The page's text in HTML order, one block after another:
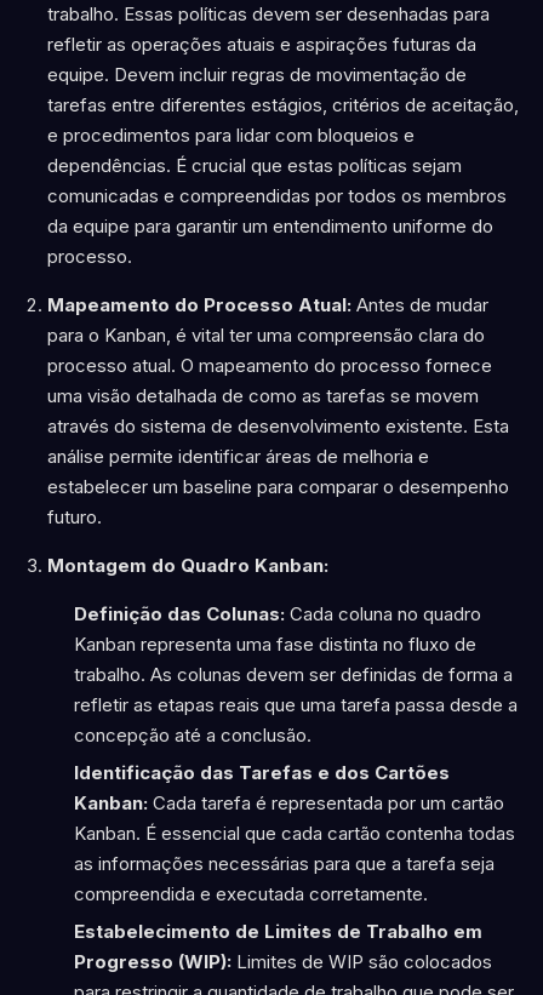
trabalho. Essas políticas devem ser desenhadas para
refletir as operações atuais e aspirações futuras da
equipe. Devem incluir regras de movimentação de
tarefas entre diferentes estágios, critérios de aceitação,
e procedimentos para lidar com bloqueios e
dependências. É crucial que estas políticas sejam
comunicadas e compreendidas por todos os membros
da equipe para garantir um entendimento uniforme do
processo.
Mapeamento do Processo Atual:Antes de mudar
para o Kanban, é vital ter uma compreensão clara do
processo atual. O mapeamento do processo fornece
uma visão detalhada de como as tarefas se movem
através do sistema de desenvolvimento existente. Esta
análise permite identificar áreas de melhoria e
estabelecer um baseline para comparar o desempenho
futuro.
Montagem do Quadro Kanban:
Definição das Colunas: Cada coluna no quadro
Kanban representa uma fase distinta no fluxo de
trabalho. As colunas devem ser definidas de forma a
refletir as etapas reais que uma tarefa passa desde a
concepção até a conclusão.
Identificação das Tarefas e dos Cartões
Kanban: Cada tarefa é representada por um cartão
Kanban. É essencial que cada cartão contenha todas
as informações necessárias para que a tarefa seja
compreendida e executada corretamente.
Estabelecimento de Limites de Trabalho em
Progresso (WIP): Limites de WIP são colocados